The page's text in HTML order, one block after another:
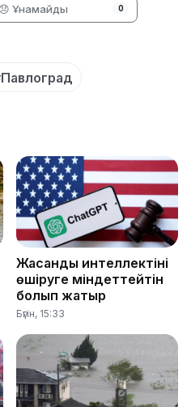
😞 Ұнамайды 0
Жасанды интеллектіні
өшіруге міндеттейтін
болып жатыр
Бүгін, 15:33